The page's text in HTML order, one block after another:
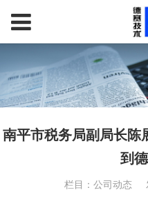
南平市税务局副局长陈
到
栏目：公司动态